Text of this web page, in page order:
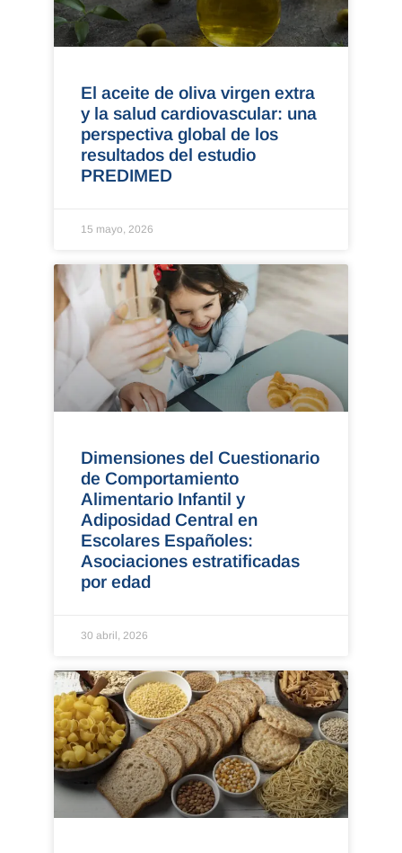
El aceite de oliva virgen extra
y la salud cardiovascular: una
perspectiva global de los
resultados del estudio
PREDIMED
15 mayo, 2026
Dimensiones del Cuestionario
de Comportamiento
Alimentario Infantil y
Adiposidad Central en
Escolares Españoles:
Asociaciones estratificadas
por edad
30 abril, 2026